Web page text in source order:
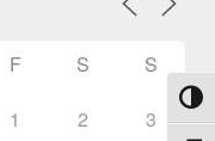
F S S
1 2 3